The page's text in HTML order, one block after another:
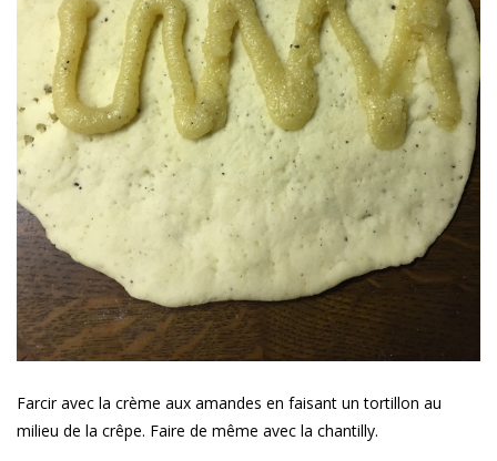
Farcir avec la crème aux amandes en faisant un tortillon au
milieu de la crêpe. Faire de même avec la chantilly.